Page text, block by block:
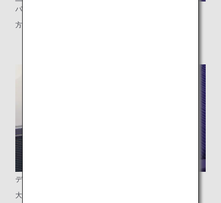
パーソナルライト
方向が自由に調節できるパーソナルライト
ディバイダー
大型ディバイダー（二人席のみ）